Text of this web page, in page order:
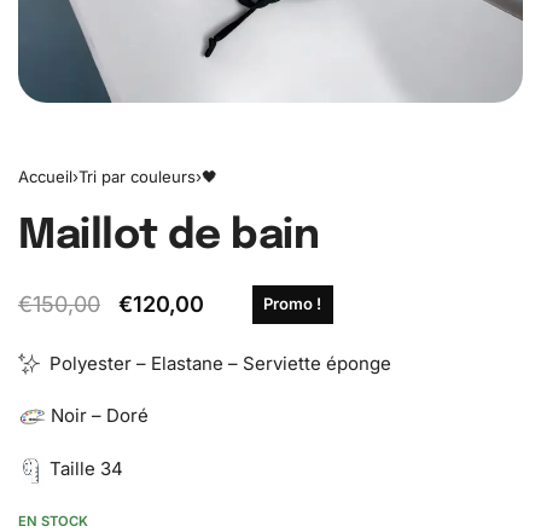
Accueil›Tri par couleurs›🖤
Maillot de bain
€150,00 €120,00 Promo !
Polyester – Elastane – Serviette éponge
Noir – Doré
Taille 34
EN STOCK